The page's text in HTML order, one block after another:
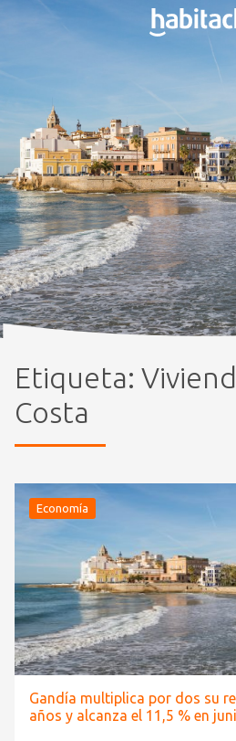
Etiqueta:
Costa
Economía
Gandía multiplica por dos su
años y alcanza el 11,5 % en